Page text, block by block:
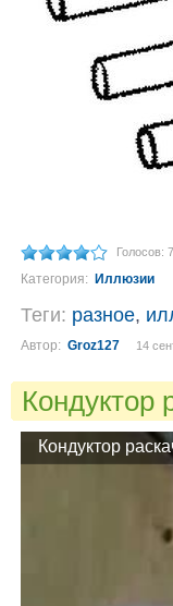
Голосов:
Категория: Иллюзии
Теги: разное,
Автор: Groz127 14
Кондуктор
Кондуктор